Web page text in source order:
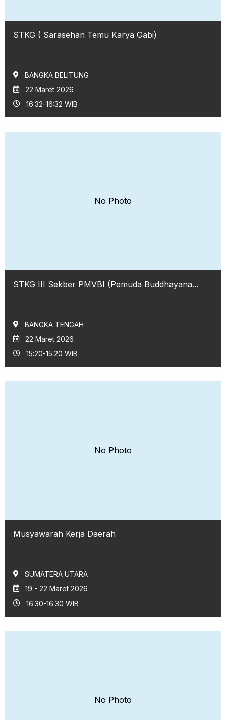
STKG ( Sarasehan Temu Karya Gabi)
BANGKA BELITUNG
22 Maret 2026
16:32-16:32 WIB
No Photo
STKG III Sekber PMVBI (Pemuda Buddhayana...
BANGKA TENGAH
22 Maret 2026
15:20-15:20 WIB
No Photo
Musyawarah Kerja Daerah
SUMATERA UTARA
19 - 22 Maret 2026
16:30-16:30 WIB
No Photo